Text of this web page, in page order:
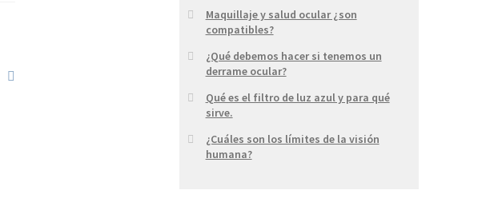
Maquillaje y salud ocular ¿son
compatibles?
¿Qué debemos hacer si tenemos un
derrame ocular?
Qué es el filtro de luz azul y para qué
sirve.
¿Cuáles son los límites de la visión
humana?